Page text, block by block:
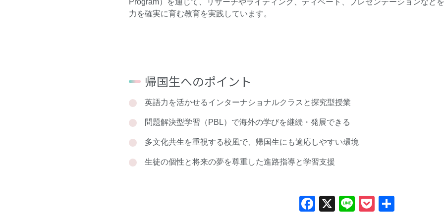
Program）を通じて、リサーチやライティング、ディベート、プレゼンテーションなど
力を確実に育む教育を実践しています。
帰国生へのポイント
英語力を活かせるインターナショナルクラスと探究型授業
問題解決型学習（PBL）で海外の学びを継続・発展できる
多文化共生を重視する校風で、帰国生にも適応しやすい環境
生徒の個性と将来の夢を尊重した進路指導と学習支援
Facebook
X LinePocket